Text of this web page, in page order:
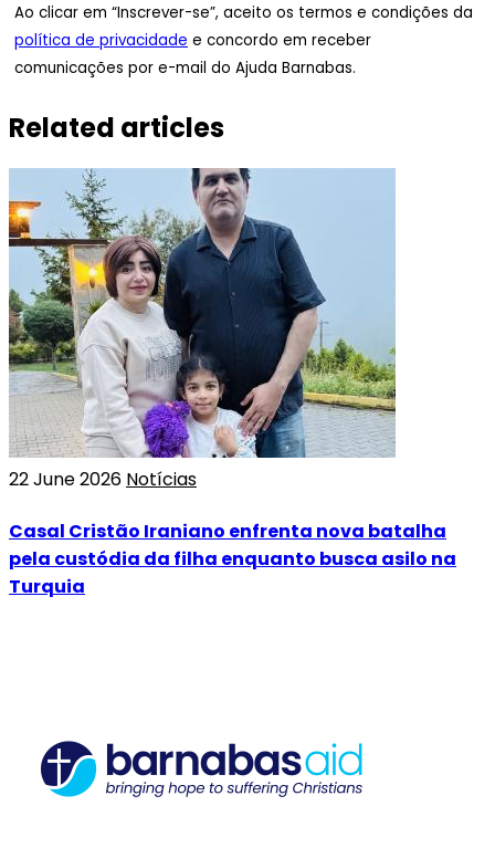
Ao clicar em “Inscrever-se”, aceito os termos e condições da
política de privacidade e concordo em receber
comunicações por e-mail do Ajuda Barnabas.
Related articles
22 June 2026 Notícias
Casal Cristão Iraniano enfrenta nova batalha
pela custódia da filha enquanto busca asilo na
Turquia